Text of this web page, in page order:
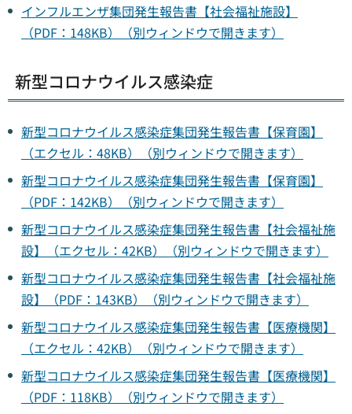
インフルエンザ集団発生報告書【社会福祉施設】
（PDF：148KB）（別ウィンドウで開きます）
新型コロナウイルス感染症
新型コロナウイルス感染症集団発生報告書【保育園】
（エクセル：48KB）（別ウィンドウで開きます）
新型コロナウイルス感染症集団発生報告書【保育園】
（PDF：142KB）（別ウィンドウで開きます）
新型コロナウイルス感染症集団発生報告書【社会福祉施
設】（エクセル：42KB）（別ウィンドウで開きます）
新型コロナウイルス感染症集団発生報告書【社会福祉施
設】（PDF：143KB）（別ウィンドウで開きます）
新型コロナウイルス感染症集団発生報告書【医療機関】
（エクセル：42KB）（別ウィンドウで開きます）
新型コロナウイルス感染症集団発生報告書【医療機関】
（PDF：118KB）（別ウィンドウで開きます）